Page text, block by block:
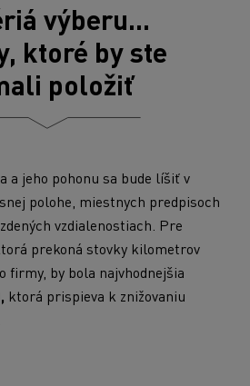
výberu...
ktoré by ste
položiť
a jeho pohonu sa bude líšiť v
polohe, miestnych predpisoch
vzdialenostiach. Pre
prekoná stovky kilometrov
firmy, by bola najvhodnejšia
ktorá prispieva k znižovaniu